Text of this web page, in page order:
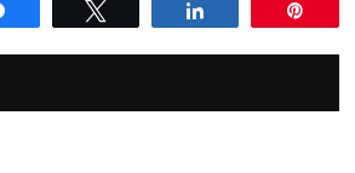
Compartir Compartir